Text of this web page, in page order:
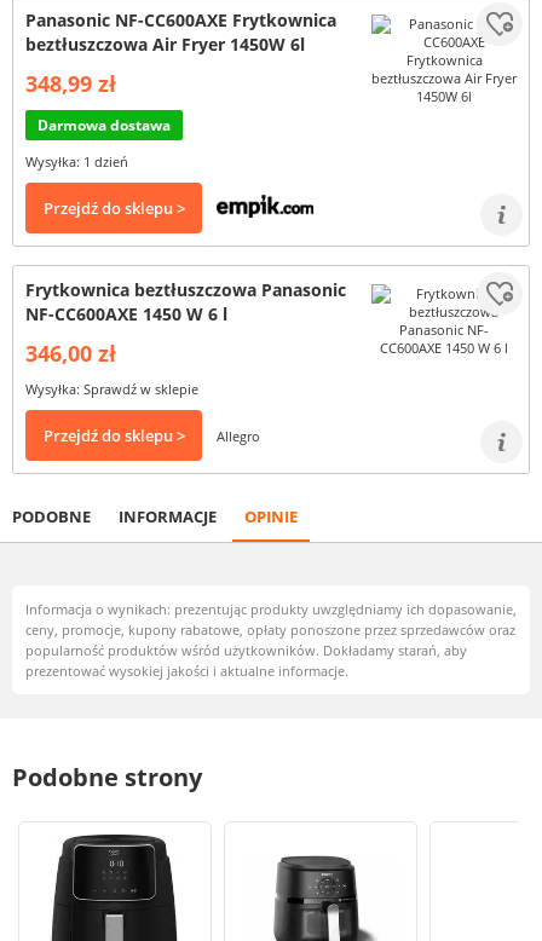
Panasonic NF-CC600AXE Frytkownica
beztłuszczowa Air Fryer 1450W 6l
348,99 zł
Darmowa dostawa
Wysyłka: 1 dzień
Przejdź do sklepu >
Frytkownica beztłuszczowa Panasonic
NF-CC600AXE 1450 W 6 l
346,00 zł
Wysyłka: Sprawdź w sklepie
Przejdź do sklepu > Allegro
PODOBNE INFORMACJE OPINIE
Informacja o wynikach: prezentując produkty uwzględniamy ich dopasowanie,
ceny, promocje, kupony rabatowe, opłaty ponoszone przez sprzedawców oraz
popularność produktów wśród użytkowników. Dokładamy starań, aby
prezentować wysokiej jakości i aktualne informacje.
Podobne strony